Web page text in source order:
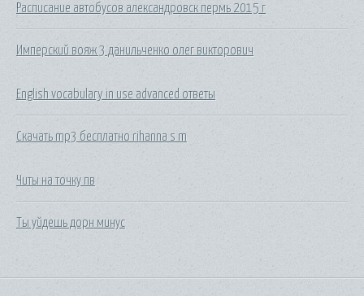
Расписание автобусов александровск пермь 2015 г
Имперский вояж 3 данильченко олег викторович
English vocabulary in use advanced ответы
Скачать mp3 бесплатно rihanna s m
Читы на точку пв
Ты уйдешь дорн минус